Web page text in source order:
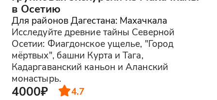
в Осетию
Для районов Дагестана: Махачкала
Исследуйте древние тайны Северной
Осетии: Фиагдонское ущелье, "Город
мёртвых", башни Курта и Тага,
Кадаргаванский каньон и Аланский
монастырь.
4000₽ 4.7